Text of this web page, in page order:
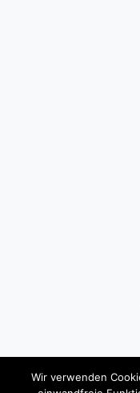
Wir verwenden